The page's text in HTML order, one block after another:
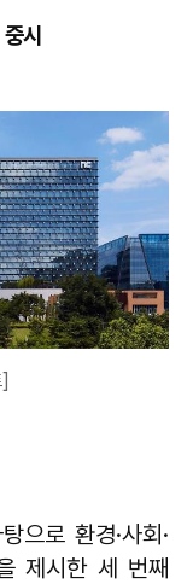
시
으로 환경·사회·
제시한 세 번째